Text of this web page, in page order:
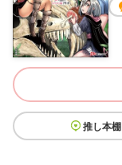
推し本棚